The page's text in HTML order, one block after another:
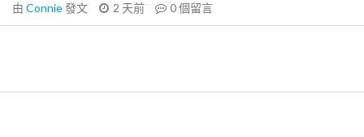
由 Connie發文 2 天前 0個留言